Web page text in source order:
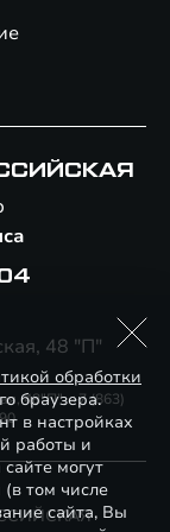
48 "П"
48"П", +7 (863)
обработки
браузера.
в настройках
работы и
могут
(в том числе
сайта, Вы